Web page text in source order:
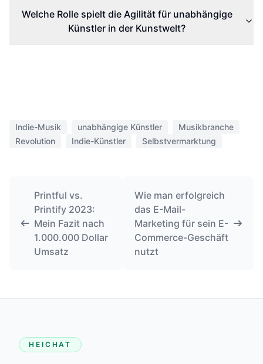
Welche Rolle spielt die Agilität für unabhängige
Künstler in der Kunstwelt?
Indie-Musik unabhängige Künstler
Musikbranche
Revolution
Indie-Künstler Selbstvermarktung
Printful vs.
Printify 2023:
Mein Fazit nach
1.000.000 Dollar
Umsatz
Wie man erfolgreich
das E-Mail-
Marketing für sein E-
Commerce-Geschäft
nutzt
HEICHAT